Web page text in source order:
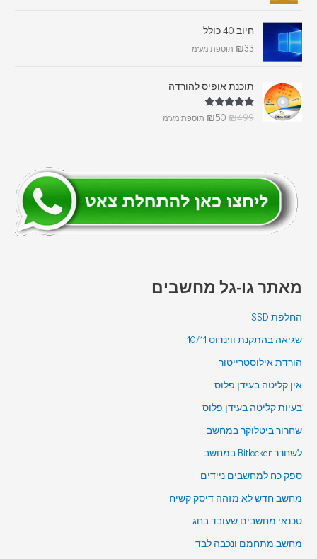
חיוב 40 כולל
₪33 תוספת מע"מ
תוכנת אופיס להורדה
דורג5.00
₪499
₪50 תוספת מע"מ
מאתר גו-גל מחשבים
החלפת SSD
שגיאה בהתקנת ווינדוס 10/11
הורדת אילוסטרייטור
אין קליטה בעידן פלוס
בעיות קליטה בעידן פלוס
שחרור ביטלוקר במחשב
לשחרר Bitlocker במחשב
ספק כח למחשבים ניידים
מחשב חדש לא מזהה דיסק קשיח
טכנאי מחשבים שעובד בחג
מחשב מתחמם ונכבה לבד